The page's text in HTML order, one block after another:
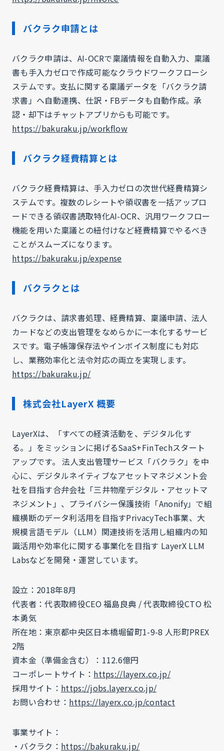
バクラク申請とは
バクラク申請は、AI-OCRで稟議情報を自動入力、稟議
書も手入力ゼロで作成可能なクラウドワークフローシ
ステムです。支払に関する稟議データを「バクラク請
求書」へ自動連携、仕訳・FBデータも自動作成。承
認・却下はチャットアプリからも可能です。
https://bakuraku.jp/workflow
バクラク経費精算とは
バクラク経費精算は、手入力ゼロの次世代経費精算シ
ステムです。複数のレシートや領収書を一括アップロ
ードできる領収書読取特化AI-OCR、汎用ワークフロー
機能を用いた稟議との紐付けなど経費精算でやるべき
ことがスムーズになります。
https://bakuraku.jp/expense
バクラクとは
バクラクは、請求書処理、経費精算、稟議申請、法人
カードなどの支出管理をなめらかに一本化するサービ
スです。電子帳簿保存法やインボイス制度にも対応
し、業務効率化と法令対応の両立を実現します。
https://bakuraku.jp/
株式会社LayerX 概要
LayerXは、「すべての経済活動を、デジタル化す
る。」をミッションに掲げるSaaS+FinTechスタート
アップです。 法人支出管理サービス「バクラク」を中
心に、デジタルネイティブなアセットマネジメント会
社を目指す合弁会社「三井物産デジタル・アセットマ
ネジメント」、プライバシー保護技術「Anonify」で組
織横断のデータ利活用を目指すPrivacyTech事業、大
規模言語モデル（LLM）関連技術を活用し組織内の知
識活用や効率化に関する事業化を目指す LayerX LLM
Labsなどを開発・運営しています。
設立：2018年8月
代表者：代表取締役CEO 福島良典 / 代表取締役CTO 松
本勇気
所在地：東京都中央区日本橋堀留町1-9-8 人形町PREX
2階
資本金（準備金含む）：112.6億円
コーポレートサイト： https://layerx.co.jp/
採用サイト： https://jobs.layerx.co.jp/
お問い合わせ： https://layerx.co.jp/contact
事業サイト：
・バクラク： https://bakuraku.jp/